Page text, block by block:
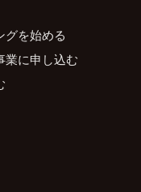
グを始める
業に申し込む